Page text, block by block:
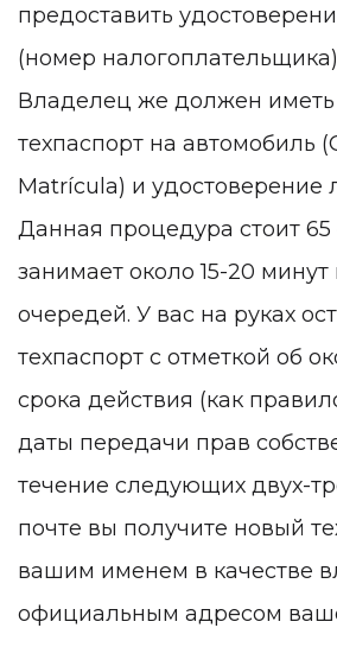
предоставить
(номер
Владелец же должен иметь
техпаспорт на автомобиль
Matrícula) и удостоверение
Данная процедура стоит 65
занимает около 15-20 минут
очередей. У вас на руках
техпаспорт с отметкой об
срока действия (как
даты передачи прав
течение следующих двух-
почте вы получите новый
вашим именем в качестве
официальным адресом